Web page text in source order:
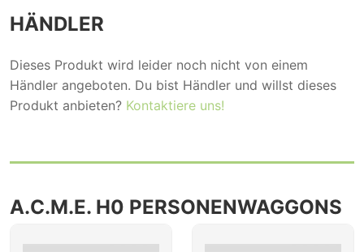
HÄNDLER
Dieses Produkt wird leider noch nicht von einem
Händler angeboten. Du bist Händler und willst dieses
Produkt anbieten? Kontaktiere uns!
A.C.M.E. H0 PERSONENWAGGONS